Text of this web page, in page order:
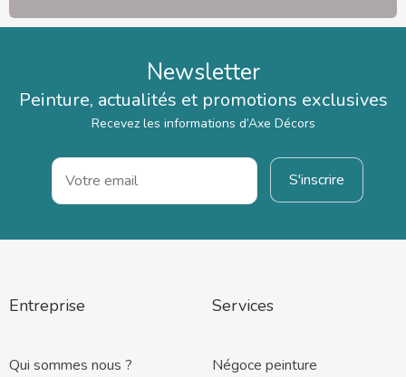
Newsletter
Peinture, actualités et promotions exclusives
Recevez les informations d’Axe Décors
Entreprise
Qui sommes nous ?
Services
Négoce peinture